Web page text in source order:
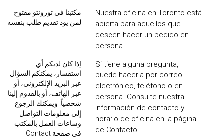
مكتبنا في تورونتو مفتوح
لمن يود تقديم طلب بنفسه
Nuestra oficina en Toronto está
abierta para aquellos que
deseen hacer un pedido en
persona.
إذا كان لديكم أي
استفسار، يمكنكم السؤال
عبر البريد الإلكتروني، أو
عبر الهاتف، أو بالقدوم إلينا
شخصياً. ويمكنك الرجوع
إلى معلومات التواصل
وساعات العمل بالمكتب
في صفحة Contact
Si tiene alguna pregunta,
puede hacerla por correo
electrónico, teléfono o en
persona. Consulte nuestra
información de contacto y
horario de oficina en la página
de Contacto.